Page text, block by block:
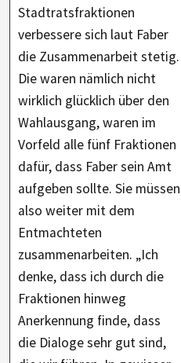
Stadtratsfraktionen
verbessere sich laut Faber
die Zusammenarbeit stetig.
Die waren nämlich nicht
wirklich glücklich über den
Wahlausgang, waren im
Vorfeld alle fünf Fraktionen
dafür, dass Faber sein Amt
aufgeben sollte. Sie müssen
also weiter mit dem
Entmachteten
zusammenarbeiten. „Ich
denke, dass ich durch die
Fraktionen hinweg
Anerkennung finde, dass
die Dialoge sehr gut sind,